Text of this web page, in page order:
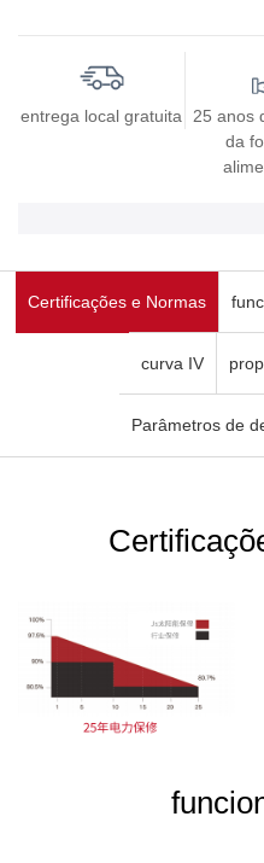
entrega local gratuita
25 anos
da
Certificações e Normas
curva IV
Parâmetros de